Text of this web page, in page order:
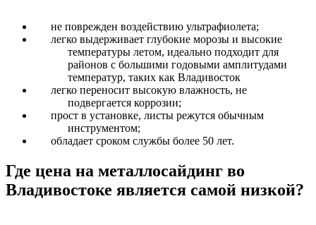
не поврежден воздействию ультрафиолета;
легко выдерживает глубокие морозы и высокие
температуры летом, идеально подходит для
районов с большими годовыми амплитудами
температур, таких как Владивосток
легко переносит высокую влажность, не
подвергается коррозии;
прост в установке, листы режутся обычным
инструментом;
обладает сроком службы более 50 лет.
Где цена на металлосайдинг во
Владивостоке является самой низкой?